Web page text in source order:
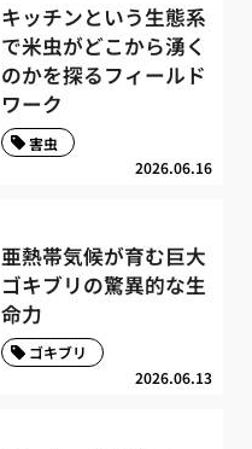
キッチンという生態系
で米虫がどこから湧く
のかを探るフィールド
ワーク
2026.06.16
害虫
亜熱帯気候が育む巨大
ゴキブリの驚異的な生
命力
2026.06.13
ゴキブリ